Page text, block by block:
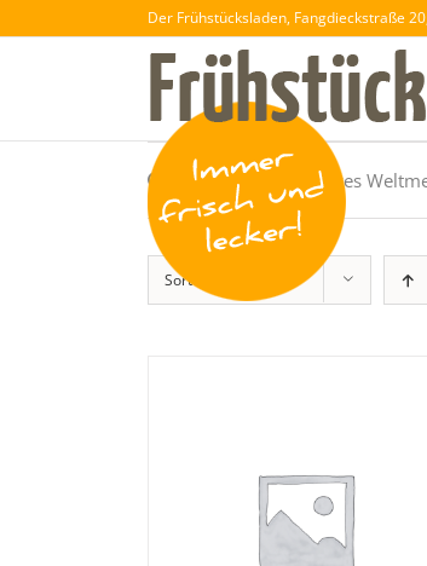
Der Frühstücksladen, Fangdieckstraße
„Krabbensalat – ganzes
Sort by